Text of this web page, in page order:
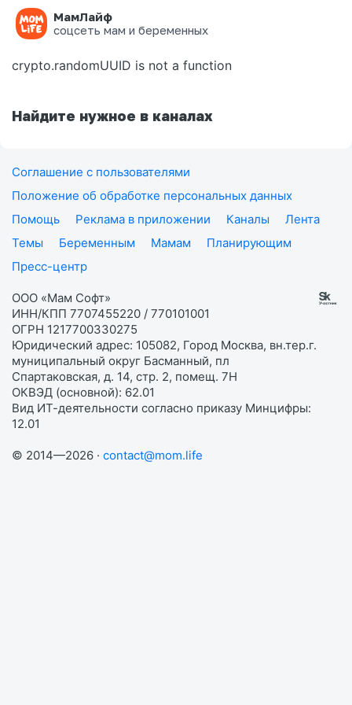
МамЛайф
соцсеть мам и беременных
Ошибка на странице
crypto.randomUUID is not a function
Найдите нужное в каналах
Соглашение с пользователями
Положение об обработке персональных данных
Помощь
Реклама в приложении Каналы
Лента
Темы
Беременным Мамам
Планирующим
Пресс-центр
ООО «Мам Софт»
ИНН/КПП 7707455220 / 770101001
ОГРН 1217700330275
Юридический адрес: 105082, Город Москва, вн.тер.г.
муниципальный округ Басманный, пл
Спартаковская, д. 14, стр. 2, помещ. 7Н
ОКВЭД (основной): 62.01
Вид ИТ-деятельности согласно приказу Минцифры:
12.01
© 2014—2026 · contact@mom.life